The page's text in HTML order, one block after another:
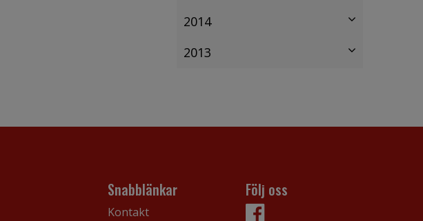
2014
2013
Snabblänkar
Kontakt
Följ oss